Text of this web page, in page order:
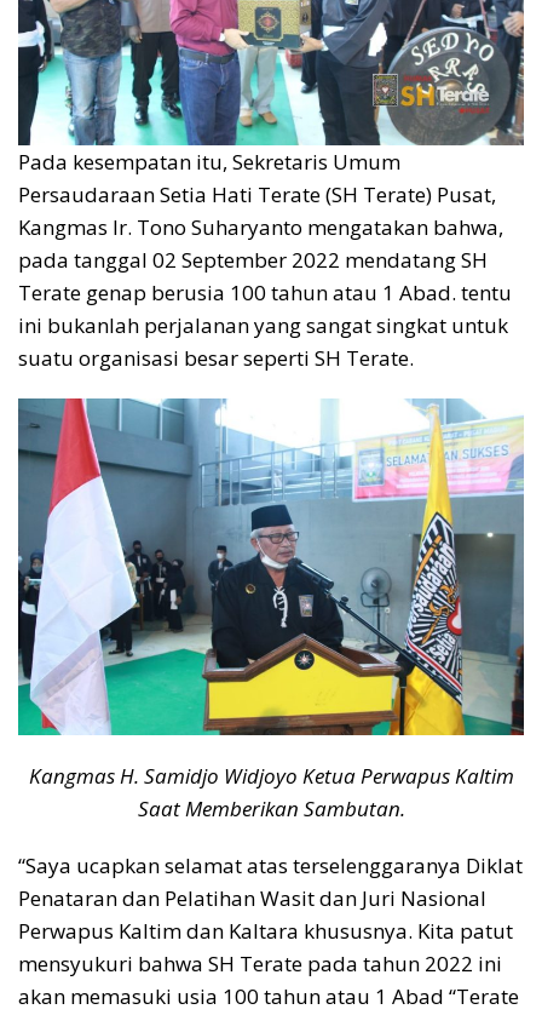
Pada kesempatan itu, Sekretaris Umum
Persaudaraan Setia Hati Terate (SH Terate) Pusat,
Kangmas Ir. Tono Suharyanto mengatakan bahwa,
pada tanggal 02 September 2022 mendatang SH
Terate genap berusia 100 tahun atau 1 Abad. tentu
ini bukanlah perjalanan yang sangat singkat untuk
suatu organisasi besar seperti SH Terate.
Kangmas H. Samidjo Widjoyo Ketua Perwapus Kaltim
Saat Memberikan Sambutan.
“Saya ucapkan selamat atas terselenggaranya Diklat
Penataran dan Pelatihan Wasit dan Juri Nasional
Perwapus Kaltim dan Kaltara khususnya. Kita patut
mensyukuri bahwa SH Terate pada tahun 2022 ini
akan memasuki usia 100 tahun atau 1 Abad “Terate